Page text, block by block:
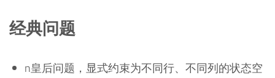
经典问题
n皇后问题，显式约束为不同行、不同列的状态空